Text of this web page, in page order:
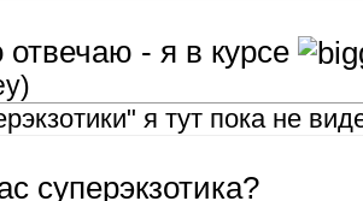
отвечаю - я в курсе
)
я тут пока не
суперэкзотика?